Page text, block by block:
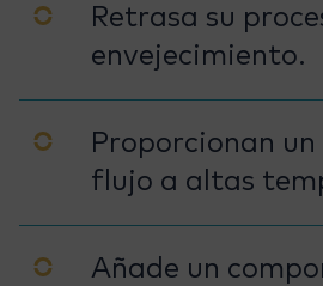
Retrasa su
envejecimiento.
Proporcionan un
flujo a altas
Añade un